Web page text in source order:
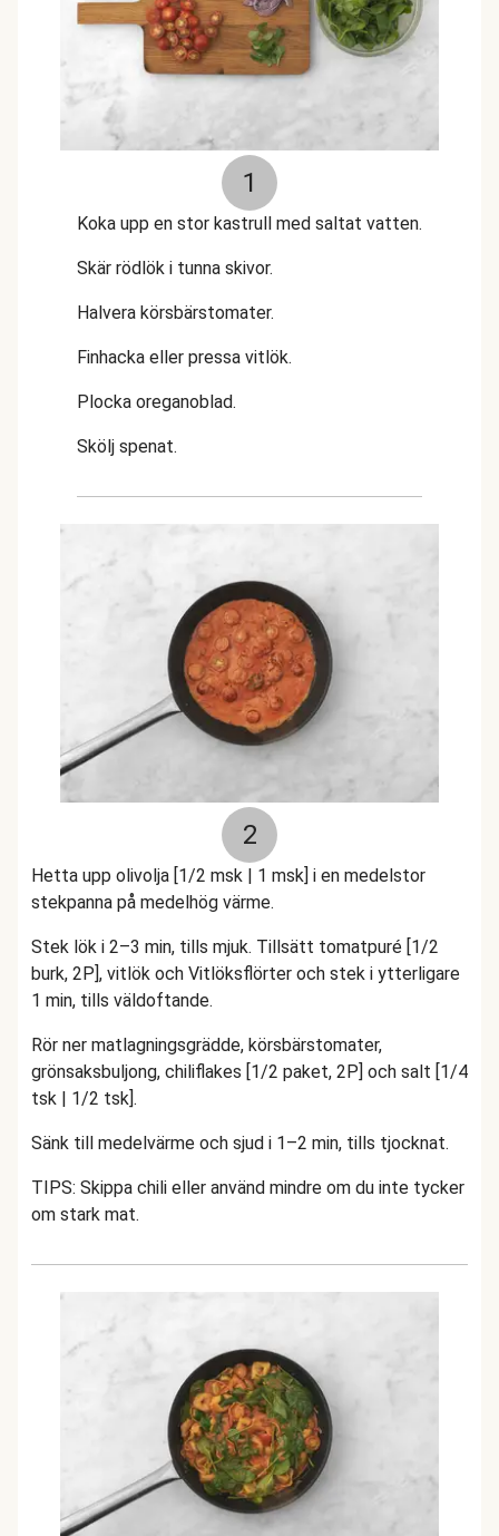
1
Koka upp en stor kastrull med saltat vatten.
Skär rödlök i tunna skivor.
Halvera körsbärstomater.
Finhacka eller pressa vitlök.
Plocka oreganoblad.
Skölj spenat.
2
Hetta upp olivolja [1/2 msk | 1 msk] i en medelstor
stekpanna på medelhög värme.
Stek lök i 2–3 min, tills mjuk. Tillsätt tomatpuré [1/2
burk, 2P], vitlök och Vitlöksflörter och stek i ytterligare
1 min, tills väldoftande.
Rör ner matlagningsgrädde, körsbärstomater,
grönsaksbuljong, chiliflakes [1/2 paket, 2P] och salt [1/4
tsk | 1/2 tsk].
Sänk till medelvärme och sjud i 1–2 min, tills tjocknat.
TIPS: Skippa chili eller använd mindre om du inte tycker
om stark mat.